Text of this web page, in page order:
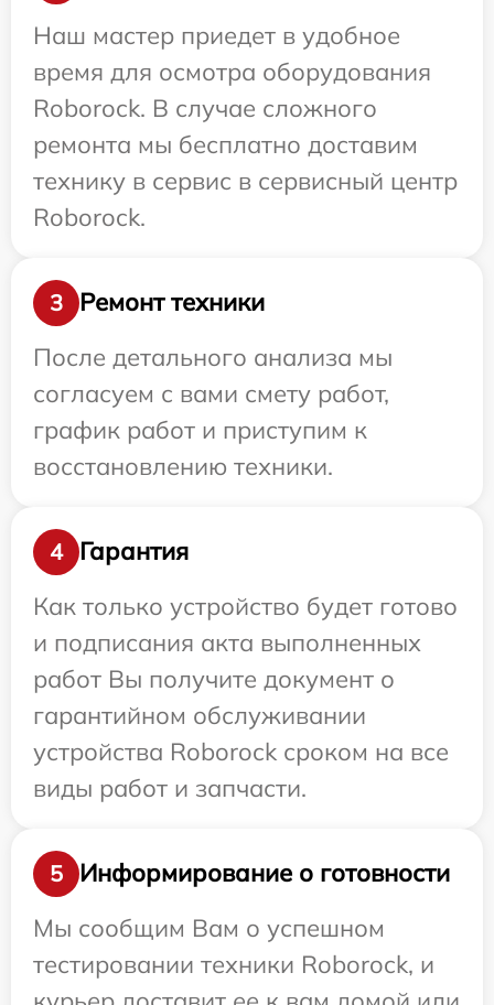
Наш мастер приедет в удобное
время для осмотра оборудования
Roborock. В случае сложного
ремонта мы бесплатно доставим
технику в сервис в сервисный центр
Roborock.
3
Ремонт техники
После детального анализа мы
согласуем с вами смету работ,
график работ и приступим к
восстановлению техники.
4
Гарантия
Как только устройство будет готово
и подписания акта выполненных
работ Вы получите документ о
гарантийном обслуживании
устройства Roborock сроком на все
виды работ и запчасти.
5
Информирование о готовности
Мы сообщим Вам о успешном
тестировании техники Roborock, и